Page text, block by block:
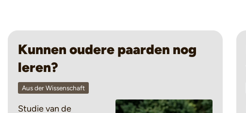
Kunnen oudere paarden nog
leren?
Aus der Wissenschaft
Studie van de